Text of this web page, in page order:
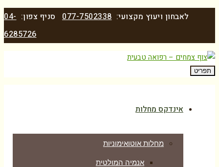
לאבחון ויעוץ מקצועי:077-7502338 סניף צפון:04-
6285726
תפריט
אינדקס מחלות
מחלות אוטואימוניות
אנמיה המולטית